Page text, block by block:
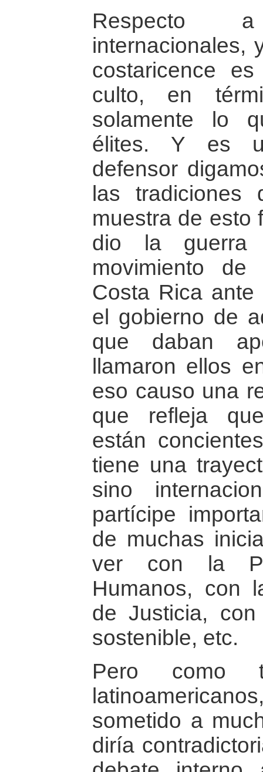
Respecto
internacionales,
costaricence
culto, en
solamente lo
élites. Y es
defensor
las
muestra de esto
dio la
movimiento
Costa Rica
el gobierno de
que daban
llamaron ellos
eso causo una
que refleja
están
tiene una
sino
partícipe
de muchas
ver con la
Humanos, con
de Justicia,
sostenible, etc.
Pero como
sometido a
diría